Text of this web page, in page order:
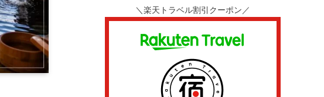
＼楽天トラベル割引クーポン／